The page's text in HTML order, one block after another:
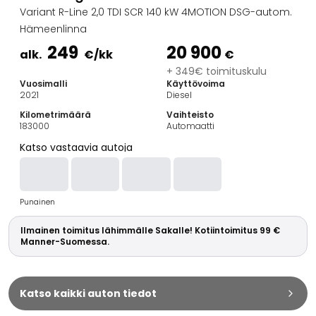
Farmariautot
Kaupunkiautot
Vetoautot
Hyötyajoneuvot
Huutokauppa-autot
Edulliset autot
Automerkit
BMW
Kia
Mercedes-Benz
Polestar
Skoda
Tesla
Toyota
Volkswagen
Variant R-Line 2,0 TDI SCR 140 kW 4MOTION DSG-autom.
Hämeenlinna
alk. 249 €/kk 20 900 €
+ 349€ toimituskulu
Vuosimalli
2021
Käyttövoima
Diesel
Kilometrimäärä
183000
Vaihteisto
Automaatti
Katso vastaavia autoja
Punainen
Ilmainen toimitus lähimmälle Sakalle! Kotiintoimitus 99 €
Manner-Suomessa.
Katso kaikki auton tiedot